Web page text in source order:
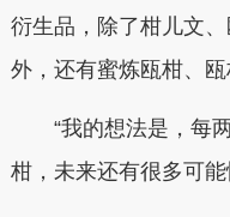
衍生品，除了柑儿文
外，还有蜜炼瓯柑、
“我的想法是，每
柑，未来还有很多可能